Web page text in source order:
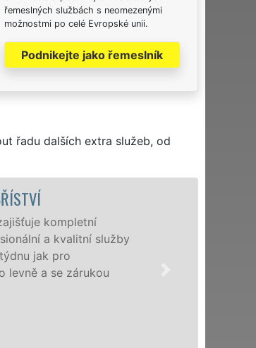
řemeslných službách s neomezenými
možnostmi po celé Evropské unii.
Podnikejte jako řemeslník
řadu dalších extra služeb, od